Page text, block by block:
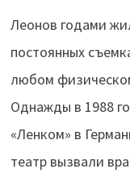
Леонов годами
постоянных
любом
Однажды в 1988
«Ленком» в
театр вызвали